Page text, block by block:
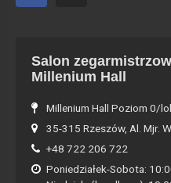
Salon
Millenium Hall
Millenium Hall Poziom 0/
35-315 Rzeszów, Al. Mjr.
+48 722 206 722
Poniedziałek-Sobota: